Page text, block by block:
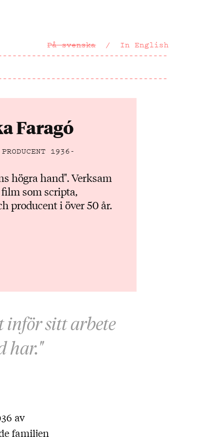
På svenska
In English
Faragó
1936-
högra hand". Verksam
som scripta,
producent i över 50 år.
inför sitt arbete
har."
av
familjen